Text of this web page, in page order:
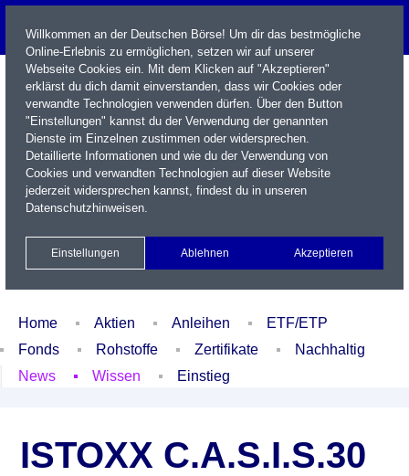
Name / WKN / ISIN / Kürzel
Xetra Realtime
Watchlist Portfolio Login
Home Aktien Anleihen
ETF/ETP
Fonds
Rohstoffe Zertifikate
Nachhaltig
News
Wissen Einstieg
ISTOXX C.A.S.I.S.30
Willkommen an der Deutschen Börse! Um dir das bestmögliche
Online-Erlebnis zu ermöglichen, setzen wir auf unserer
Webseite Cookies ein. Mit dem Klicken auf "Akzeptieren"
erklärst du dich damit einverstanden, dass wir Cookies oder
verwandte Technologien verwenden dürfen. Über den Button
"Einstellungen" kannst du der Verwendung der genannten
Dienste im Einzelnen zustimmen oder widersprechen.
Detaillierte Informationen und wie du der Verwendung von
Cookies und verwandten Technologien auf dieser Website
jederzeit widersprechen kannst, findest du in unseren
Datenschutzhinweisen.
Einstellungen Ablehnen Akzeptieren